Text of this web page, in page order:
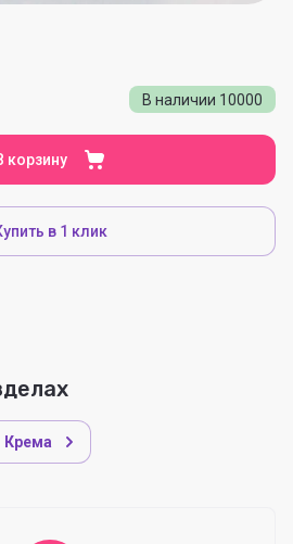
В наличии 10000
корзину
в 1 клик
Крема